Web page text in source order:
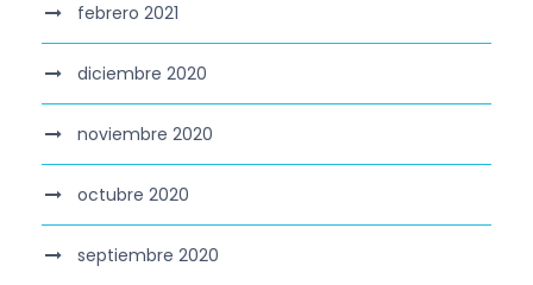
febrero 2021
diciembre 2020
noviembre 2020
octubre 2020
septiembre 2020